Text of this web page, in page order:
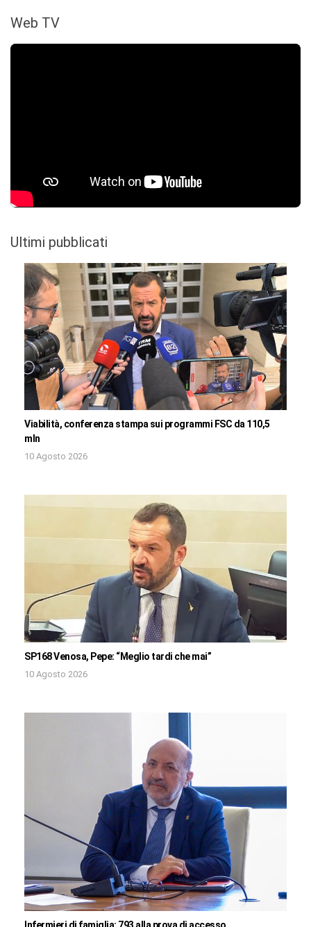
Web TV
Ultimi pubblicati
Viabilità, conferenza stampa sui programmi FSC da 110,5
mln
10 Agosto 2026
SP168 Venosa, Pepe: “Meglio tardi che mai”
10 Agosto 2026